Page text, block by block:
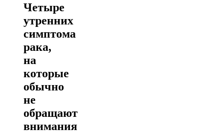
Четыре
утренних
симптома
рака,
на
которые
обычно
не
обращают
внимания